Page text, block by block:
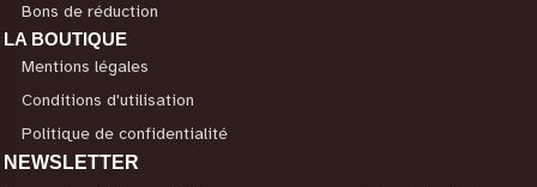
Bons de réduction
LA BOUTIQUE
Mentions légales
Conditions d'utilisation
Politique de confidentialité
NEWSLETTER